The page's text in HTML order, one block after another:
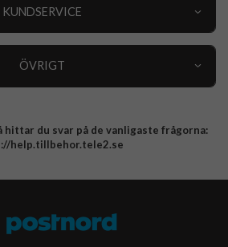
KUNDSERVICE
ÖVRIGT
hittar du svar på de vanligaste frågorna:
help.tillbehor.tele2.se